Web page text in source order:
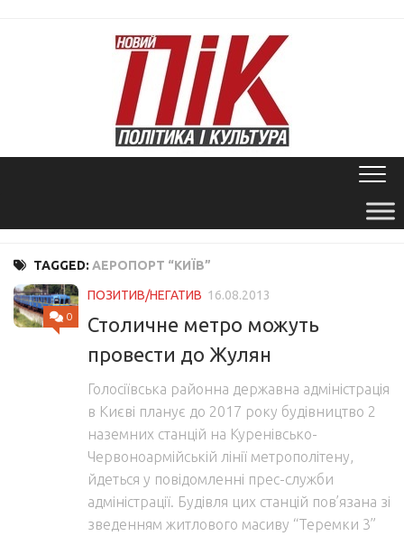
TAGGED: АЕРОПОРТ “КИЇВ”
0
ПОЗИТИВ/НЕГАТИВ 16.08.2013
Столичне метро можуть
провести до Жулян
Голосіївська районна державна адміністрація
в Києві планує до 2017 року будівництво 2
наземних станцій на Куренівсько-
Червоноармійській лінії метрополітену,
йдеться у повідомленні прес-служби
адміністрації. Будівля цих станцій пов’язана зі
зведенням житлового масиву “Теремки 3”